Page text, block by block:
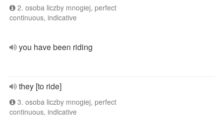
2. osoba liczby mnogiej, perfect
continuous, indicative
you have been riding
they [to ride]
3. osoba liczby mnogiej, perfect
continuous, indicative